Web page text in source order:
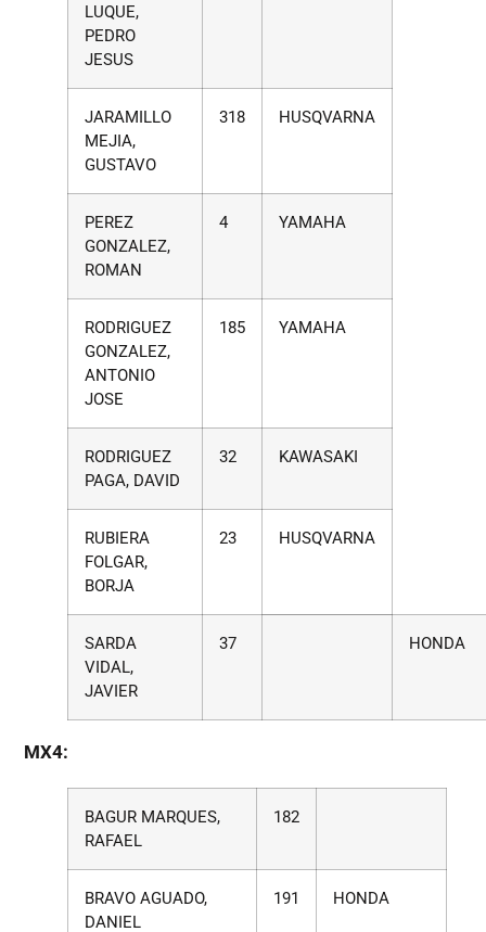
LUQUE,
PEDRO
JESUS
JARAMILLO
MEJIA,
GUSTAVO
318 HUSQVARNA
PEREZ
GONZALEZ,
ROMAN
4 YAMAHA
RODRIGUEZ
GONZALEZ,
ANTONIO
JOSE
185 YAMAHA
RODRIGUEZ
PAGA, DAVID
32 KAWASAKI
RUBIERA
FOLGAR,
BORJA
23 HUSQVARNA
SARDA
VIDAL,
JAVIER
37 HONDA
MX4:
BAGUR MARQUES,
RAFAEL
182
BRAVO AGUADO,
DANIEL
191 HONDA